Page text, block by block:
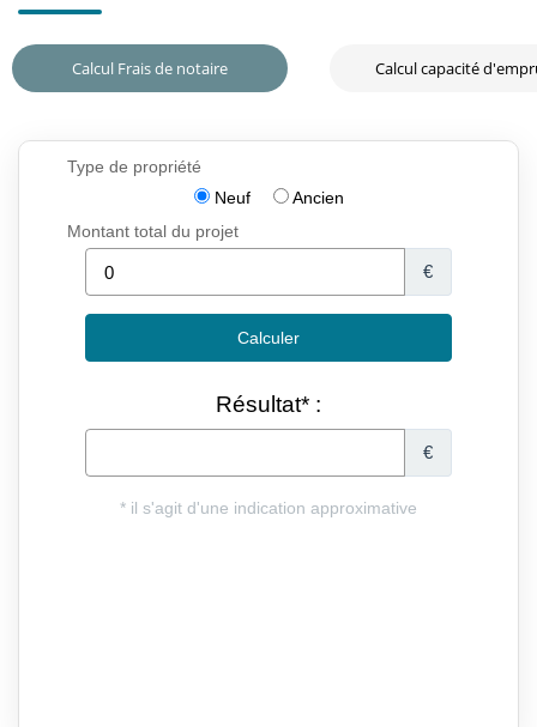
Calcul Frais de notaire Calcul capacité